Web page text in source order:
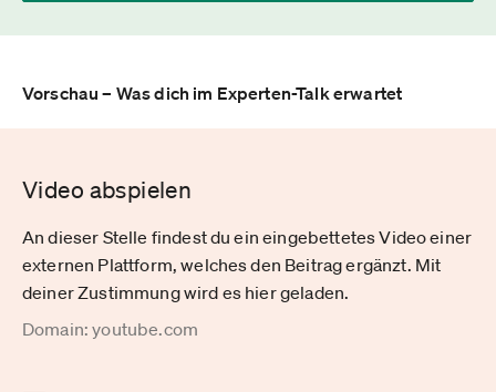
Vorschau – Was dich im Experten-Talk erwartet
Video abspielen
An dieser Stelle findest du ein eingebettetes Video einer
externen Plattform, welches den Beitrag ergänzt. Mit
deiner Zustimmung wird es hier geladen.
Domain: youtube.com